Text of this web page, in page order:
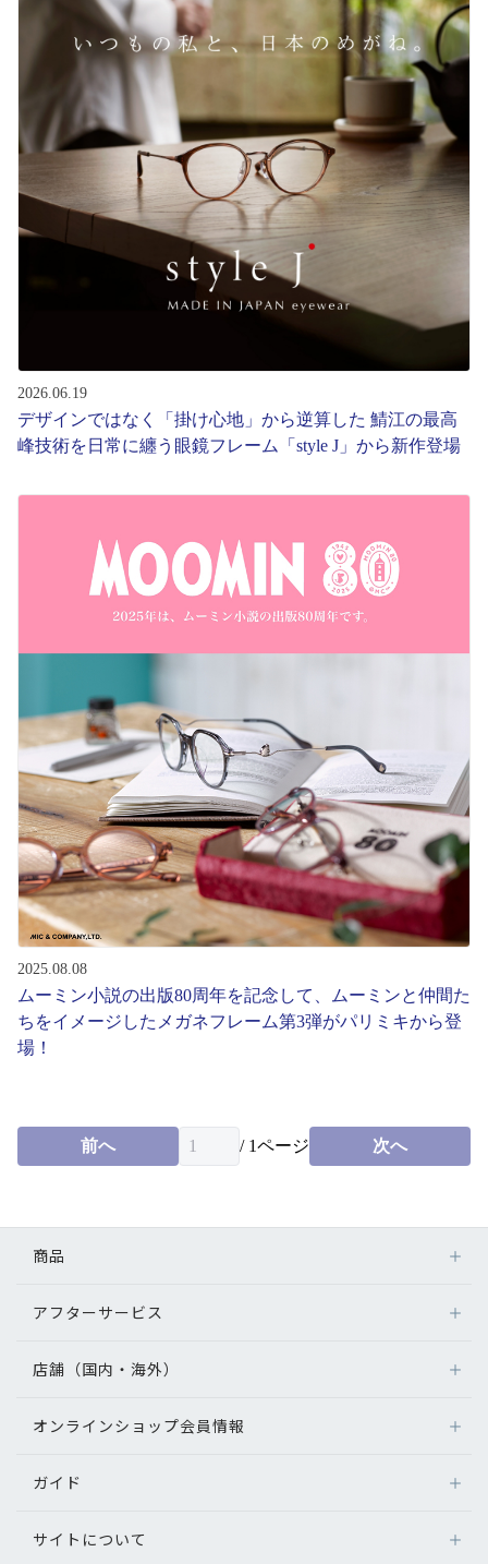
ブランド一覧
コンテンツを探す
スタッフコンテンツ
スタッフコンテンツ一覧
ブログ
お知らせ
目のまめちしき
初めてのお客様へ
アフターサービス
会社情報
会社概要
パリミキについて
採用情報
お問い合わせ
2026.06.19
デザインではなく「掛け心地」から逆算した 鯖江の最高
峰技術を日常に纏う眼鏡フレーム「style J」から新作登場
2025.08.08
ムーミン小説の出版80周年を記念して、ムーミンと仲間た
ちをイメージしたメガネフレーム第3弾がパリミキから登
場！
前へ / 1ページ 次へ
商品
メガネ
サングラス
補聴器
グッズ・小物
アフターサービス
アフターサービス
メガネの不具合、修理について
補聴器に関するアフターサービス
店舗（国内・海外）
店舗検索
オンラインショップ会員情報
ログイン
ガイド
オンラインショップご利用ガイド
サイトについて